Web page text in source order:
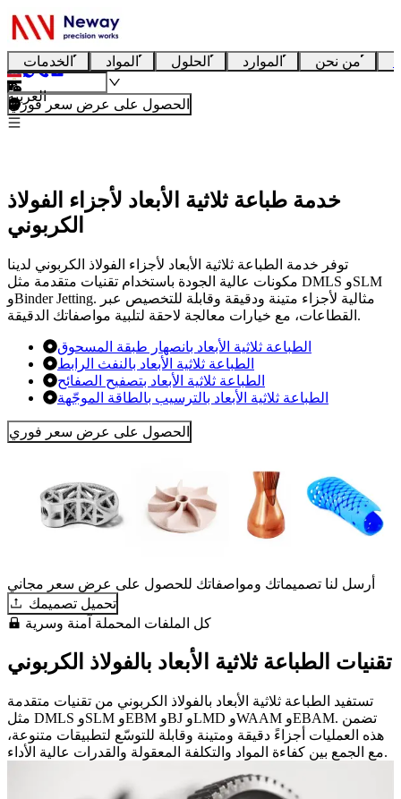
الخدمات المواد الحلول الموارد من نحن
العربية
الحصول على عرض سعر فوري
خدمة طباعة ثلاثية الأبعاد لأجزاء الفولاذ
الكربوني
توفر خدمة الطباعة ثلاثية الأبعاد لأجزاء الفولاذ الكربوني لدينا
مكونات عالية الجودة باستخدام تقنيات متقدمة مثل DMLS وSLM
وBinder Jetting. مثالية لأجزاء متينة ودقيقة وقابلة للتخصيص عبر
القطاعات، مع خيارات معالجة لاحقة لتلبية مواصفاتك الدقيقة.
الطباعة ثلاثية الأبعاد بانصهار طبقة المسحوق
الطباعة ثلاثية الأبعاد بالنفث الرابط
الطباعة ثلاثية الأبعاد بتصفيح الصفائح
الطباعة ثلاثية الأبعاد بالترسيب بالطاقة الموجّهة
الحصول على عرض سعر فوري
أرسل لنا تصميماتك ومواصفاتك للحصول على عرض سعر مجاني
تحميل تصميمك
كل الملفات المحملة آمنة وسرية
تقنيات الطباعة ثلاثية الأبعاد بالفولاذ الكربوني
تستفيد الطباعة ثلاثية الأبعاد بالفولاذ الكربوني من تقنيات متقدمة
مثل DMLS وSLM وEBM وBJ وLMD وWAAM وEBAM. تضمن
هذه العمليات أجزاءً دقيقة ومتينة وقابلة للتوسّع لتطبيقات متنوعة،
مع الجمع بين كفاءة المواد والتكلفة المعقولة والقدرات عالية الأداء.